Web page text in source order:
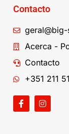
Contacto
Acerca -
Contacto
+351 211